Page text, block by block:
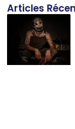
Articles